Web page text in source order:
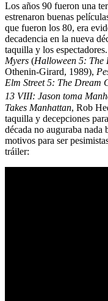
Los años 90 fueron una
estrenaron buenas
que fueron los 80, era
decadencia en la nueva
taquilla y los espectadores.
Myers (Halloween 5: The
Othenin-Girard, 1989),
Elm Street 5: The Dream
13 VIII: Jason toma
Takes Manhattan, Rob
taquilla y decepciones
década no auguraba
motivos para ser
tráiler: